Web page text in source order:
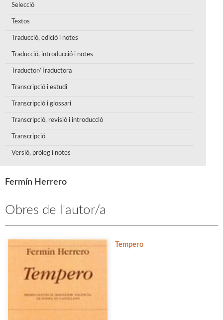
Selecció
Textos
Traducció, edició i notes
Traducció, introducció i notes
Traductor/Traductora
Transcripció i estudi
Transcripció i glossari
Transcripció, revisió i introducció
Transcripció
Versió, pròleg i notes
Fermín Herrero
Obres de l'autor/a
Tempero